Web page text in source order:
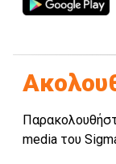
media του